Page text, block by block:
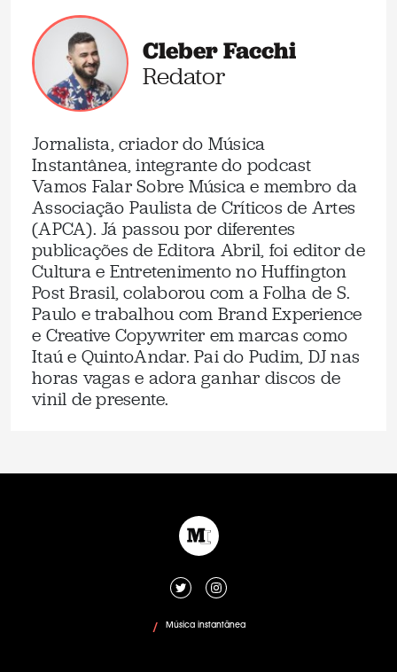
Cleber Facchi
Redator
Jornalista, criador do Música
Instantânea, integrante do podcast
Vamos Falar Sobre Música e membro da
Associação Paulista de Críticos de Artes
(APCA). Já passou por diferentes
publicações de Editora Abril, foi editor de
Cultura e Entretenimento no Huffington
Post Brasil, colaborou com a Folha de S.
Paulo e trabalhou com Brand Experience
e Creative Copywriter em marcas como
Itaú e QuintoAndar. Pai do Pudim, DJ nas
horas vagas e adora ganhar discos de
vinil de presente.
/ Música instantânea